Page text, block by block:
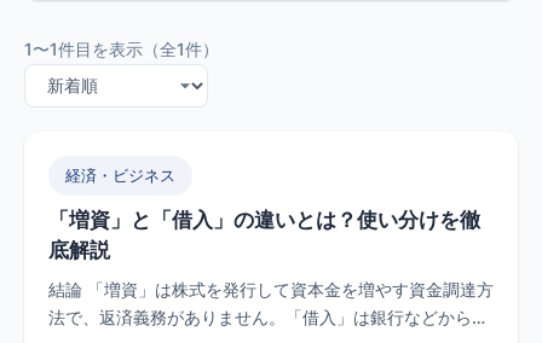
1〜1件目を表示（全1件）
経済・ビジネス
「増資」と「借入」の違いとは？使い分けを徹
底解説
結論 「増資」は株式を発行して資本金を増やす資金調達方
法で、返済義務がありません。「借入」は銀行などからお